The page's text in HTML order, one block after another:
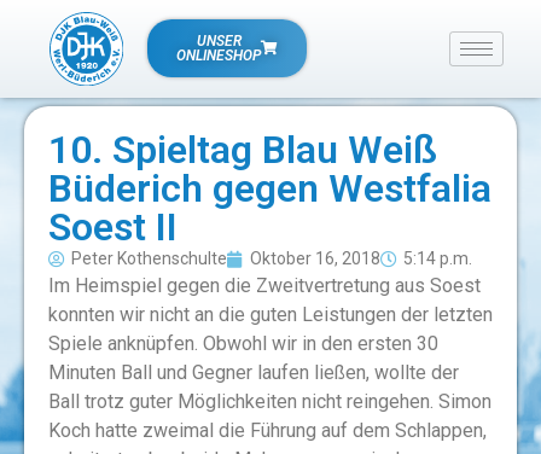
UNSER
ONLINESHOP
10. Spieltag Blau Weiß
Büderich gegen Westfalia
Soest II
Peter Kothenschulte Oktober 16, 2018 5:14 p.m.
Im Heimspiel gegen die Zweitvertretung aus Soest
konnten wir nicht an die guten Leistungen der letzten
Spiele anknüpfen. Obwohl wir in den ersten 30
Minuten Ball und Gegner laufen ließen, wollte der
Ball trotz guter Möglichkeiten nicht reingehen. Simon
Koch hatte zweimal die Führung auf dem Schlappen,